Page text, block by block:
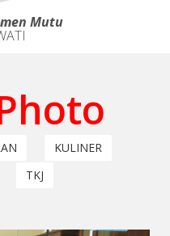
Mutu
KULINER
TKJ